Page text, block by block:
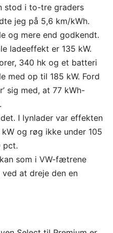
stod i to-tre graders
jeg på 5,6 km/kWh.
og mere end godkendt.
ladeeffekt er 135 kW.
340 hk og et batteri
med op til 185 kW. Ford
sig med, at 77 kWh-
I lynlader var effekten
og røg ikke under 105
pct.
som i VW-fætrene
at dreje den en